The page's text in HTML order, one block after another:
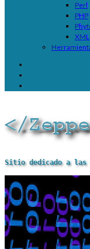
Perl
PHP
XML
Sitio dedicado a las